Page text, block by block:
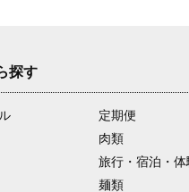
事業、縁結びプロジェクト推進事業、
事業、出雲空港整備利用促進事業な
探す
定期便
肉類
旅行・宿泊・体
麺類